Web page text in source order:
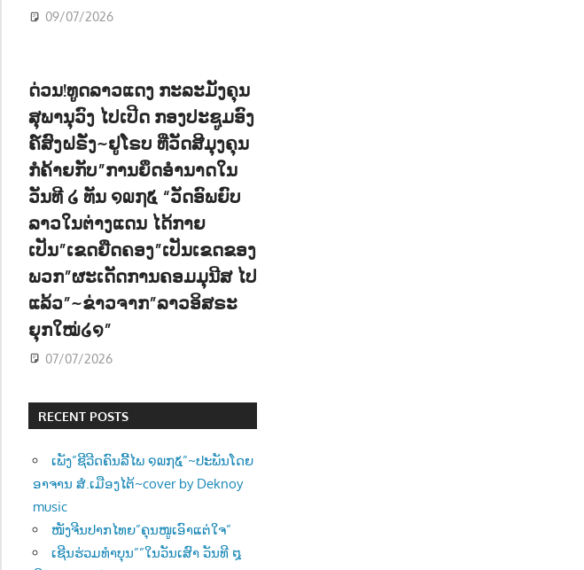
09/07/2026
ດ່ວນ!ທູດລາວແດງ ກະລະມັງຄຸນ
ສຸພານຸວົງ ໄປເປີດ ກອງປະຊູມອົງ
ຄ໌ສົງຝຣັ່ງ~ຢູໂຣບ ທີ່ວັດສີມຸງຄຸນ
ກໍຄ້າຍກັບ”ການຍຶດອຳນາດໃນ
ວັນທີ ໒ ທັນ ໑໙໗໕ “ວັດອົພຍົບ
ລາວໃນຕ່າງແດນ ໄດ້ກາຍ
ເປັນ”ເຂດຍືດຄອງ”ເປັນເຂດຂອງ
ພວກ”ຜະເດັດການຄອມມຸນີສ ໄປ
ແລ້ວ”~ຂ່າວຈາກ”ລາວອິສຣະ
ຍຸກໃໝ່໒໑”
07/07/2026
RECENT POSTS
ເພັງ”ຊີວີດຄົນລີ້ໄພ ໑໙໗໕”~ປະພັນໂດຍ
ອາຈານ ສໍ.ເມືອງໄຕ້~cover by Deknoy
music
ໜັງຈີນປາກໄທຍ”ຄຸນໜູເອົາແຕ່ໃຈ”
ເຊີນຮ່ວມທຳບຸນ””ໃນວັນເສົາ ວັນທີ ໘